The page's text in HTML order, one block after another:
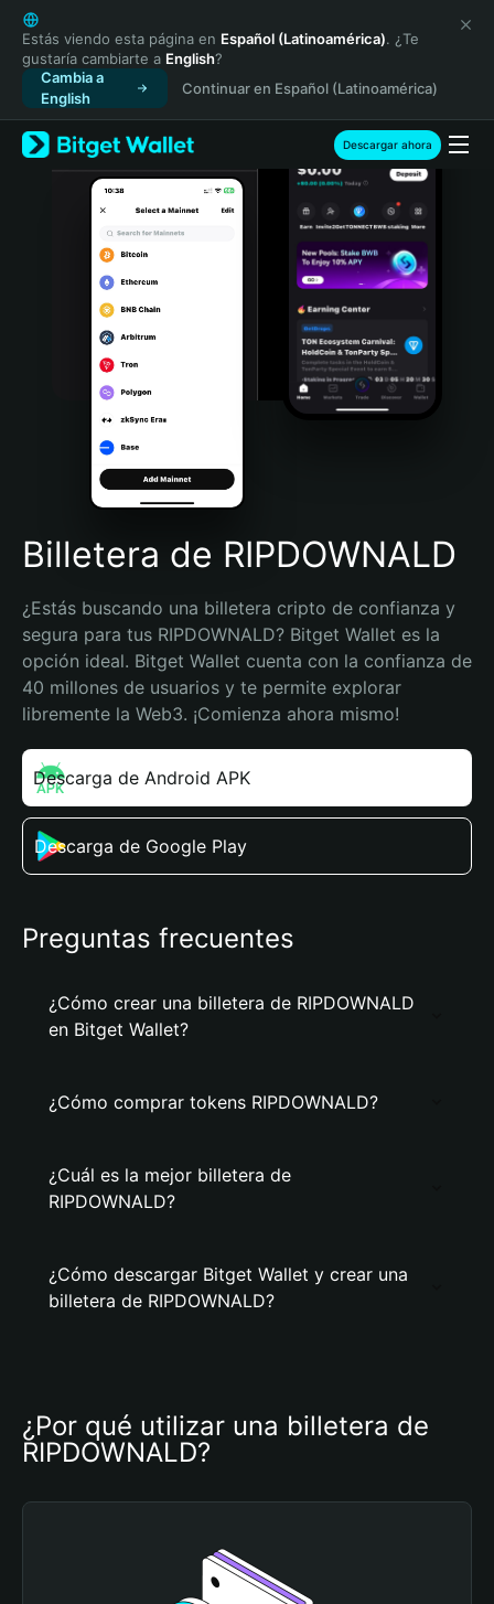
English
日本語
Tiếng Việt
Русский
Español (Latinoamérica)
Türkçe
Italiano
Português (Portugal)
Bahasa Indonesia
Português (Brasil)
Español (Argentina)
Estás viendo esta página en Español (Latinoamérica). ¿Te
gustaría cambiarte a English?
Cambia a
English
Continuar en Español (Latinoamérica)
Descargar ahora
Billetera de RIPDOWNALD
¿Estás buscando una billetera cripto de confianza y
segura para tus RIPDOWNALD? Bitget Wallet es la
opción ideal. Bitget Wallet cuenta con la confianza de
40 millones de usuarios y te permite explorar
libremente la Web3. ¡Comienza ahora mismo!
Descarga de Android APK
Descarga de Google Play
Preguntas frecuentes
¿Cómo crear una billetera de RIPDOWNALD
en Bitget Wallet?
¿Cómo comprar tokens RIPDOWNALD?
¿Cuál es la mejor billetera de
RIPDOWNALD?
¿Cómo descargar Bitget Wallet y crear una
billetera de RIPDOWNALD?
¿Por qué utilizar una billetera de
RIPDOWNALD?